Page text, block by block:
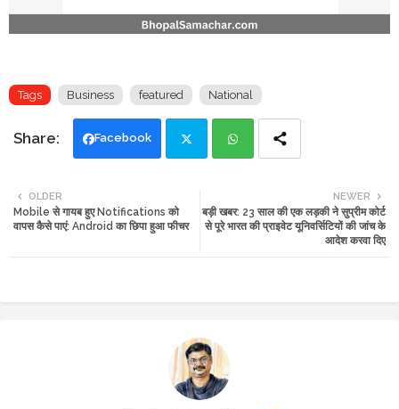
Tags Business featured National
Facebook
tte ats
NEWER
बड़ी खबर: 23 साल की एक लड़की ने सुप्रीम कोर्ट
से पूरे भारत की प्राइवेट यूनिवर्सिटियों की जांच के
आदेश करवा दिए
OLDER
Mobile से गायब हुए Notifications को
वापस कैसे पाएं: Android का छिपा हुआ फीचर